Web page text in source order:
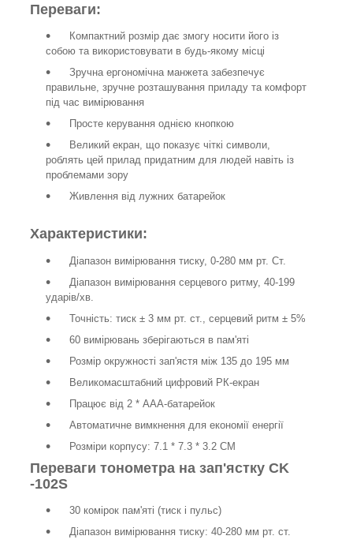
Переваги:
Компактний розмір дає змогу носити його із
собою та використовувати в будь-якому місці
Зручна ергономічна манжета забезпечує
правильне, зручне розташування приладу та комфорт
під час вимірювання
Просте керування однією кнопкою
Великий екран, що показує чіткі символи,
роблять цей прилад придатним для людей навіть із
проблемами зору
Живлення від лужних батарейок
Характеристики:
Діапазон вимірювання тиску, 0-280 мм рт. Ст.
Діапазон вимірювання серцевого ритму, 40-199
ударів/хв.
Точність: тиск ± 3 мм рт. ст., серцевий ритм ± 5%
60 вимірювань зберігаються в пам'яті
Розмір окружності зап'ястя між 135 до 195 мм
Великомасштабний цифровий РК-екран
Працює від 2 * AAA-батарейок
Автоматичне вимкнення для економії енергії
Розміри корпусу: 7.1 * 7.3 * 3.2 CM
Переваги тонометра на зап'ястку CK
-102S
30 комірок пам'яті (тиск і пульс)
Діапазон вимірювання тиску: 40-280 мм рт. ст.